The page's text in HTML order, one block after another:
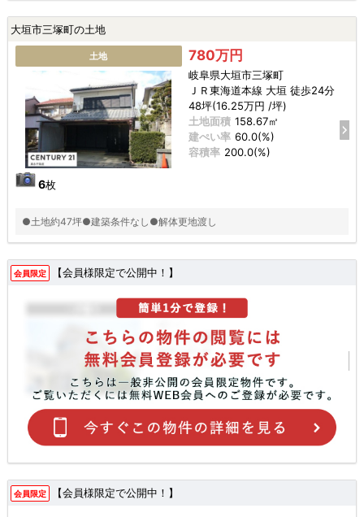
大垣市三塚町の土地
土地
6枚
780万円
岐阜県大垣市三塚町
ＪＲ東海道本線 大垣 徒歩24分
48坪(16.25万円 /坪)
土地面積 158.67㎡
建ぺい率 60.0(%)
容積率 200.0(%)
●土地約47坪●建築条件なし●解体更地渡し
会員限定 【会員様限定で公開中！】
会員限定 【会員様限定で公開中！】